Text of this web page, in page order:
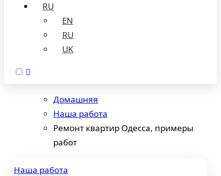
RU
EN
RU
UK
Домашняя
Наша работа
Ремонт квартир Одесса, примеры
работ
Наша работа